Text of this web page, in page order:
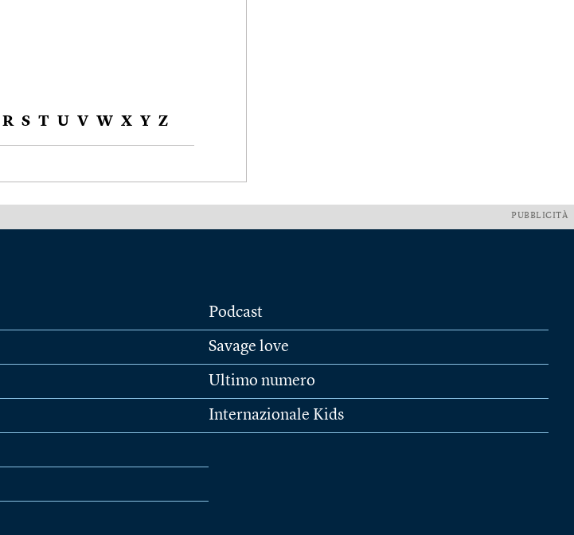
R S T U V W X Y Z
PUBBLICITÀ
Podcast
Savage love
Ultimo numero
Internazionale Kids